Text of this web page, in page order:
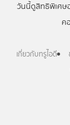
วันนี้ดูสิทธิพิเศษ
ค
เกี่ยวกับทรูไอดี